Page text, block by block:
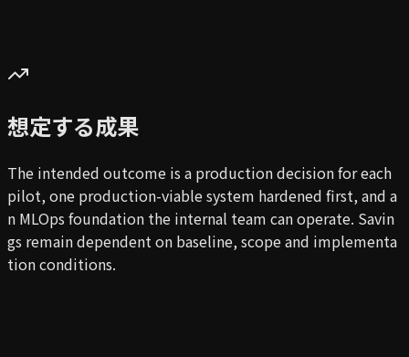
想定する成果
The intended outcome is a production decision for each
pilot, one production-viable system hardened first, and a
n MLOps foundation the internal team can operate. Savin
gs remain dependent on baseline, scope and implementa
tion conditions.